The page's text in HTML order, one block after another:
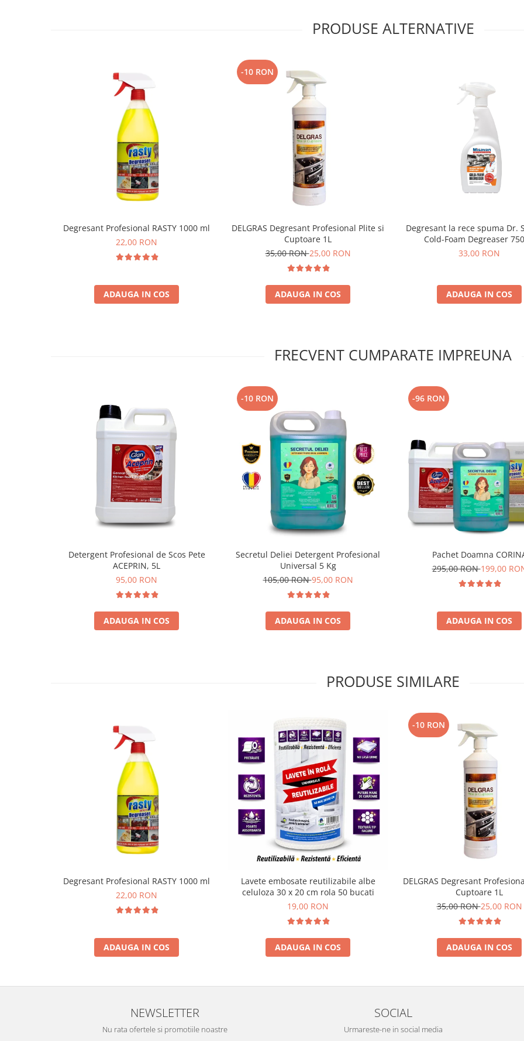
PRODUSE ALTERNATIVE
Degresant Profesional RASTY 1000 ml
22,00 RON
ADAUGA IN COS
-10 RON
DELGRAS Degresant Profesional Plite si
Cuptoare 1L
35,00 RON25,00 RON
ADAUGA IN COS
Degresant la rece spuma Dr.
Cold-Foam Degreaser
33,00 RON
ADAUGA IN COS
FRECVENT CUMPARATE IMPREUNA
Detergent Profesional de Scos Pete
ACEPRIN, 5L
95,00 RON
ADAUGA IN COS
-10 RON
Secretul Deliei Detergent Profesional
Universal 5 Kg
105,00 RON95,00 RON
ADAUGA IN COS
-96 RON
Pachet Doamna
295,00 RON199,00
ADAUGA IN COS
PRODUSE SIMILARE
Degresant Profesional RASTY 1000 ml
22,00 RON
ADAUGA IN COS
Lavete embosate reutilizabile albe
celuloza 30 x 20 cm rola 50 bucati
19,00 RON
ADAUGA IN COS
-10 RON
DELGRAS Degresant
Cuptoare 1L
35,00 RON25,00 RON
ADAUGA IN COS
NEWSLETTER
Nu rata ofertele si promotiile noastre
SOCIAL
Urmareste-ne in social media